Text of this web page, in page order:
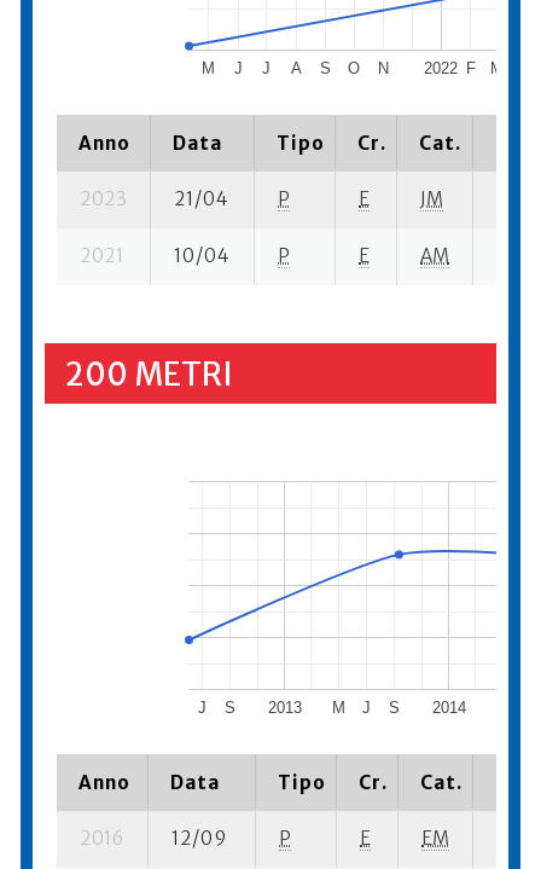
2022
M J J A S O N F M
Anno Data Tipo Cr. Cat.
2023 21/04 P E JM
2021 10/04 P E AM
200 METRI
2013 2014
J S M J S
Anno Data Tipo Cr. Cat.
2016 12/09 P E EM